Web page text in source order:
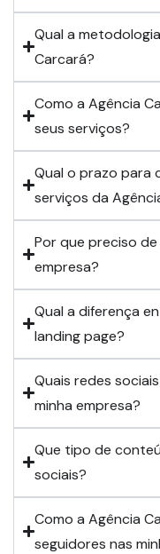
Qual a
Carcará?
Como a Agência
seus serviços?
Qual o prazo para
serviços da
Por que preciso
empresa?
Qual a diferença
landing page?
Quais redes
minha empresa?
Que tipo de
sociais?
Como a Agência
seguidores nas